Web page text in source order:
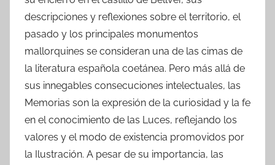
descripciones y reflexiones sobre el territorio, el
pasado y los principales monumentos
mallorquines se consideran una de las cimas de
la literatura española coetánea. Pero más allá de
sus innegables consecuciones intelectuales, las
Memorias son la expresión de la curiosidad y la fe
en el conocimiento de las Luces, reflejando los
valores y el modo de existencia promovidos por
la Ilustración. A pesar de su importancia, las